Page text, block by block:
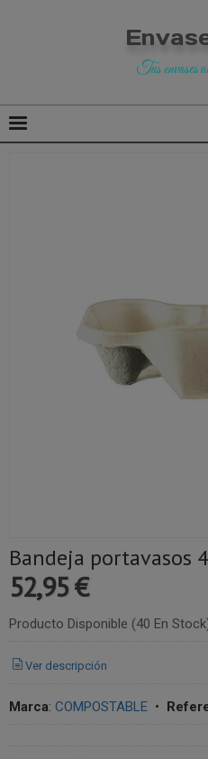
Tus envases
Bandeja portavasos
52,95 €
Producto Disponible (40 En
Ver descripción
Marca: COMPOSTABLE •